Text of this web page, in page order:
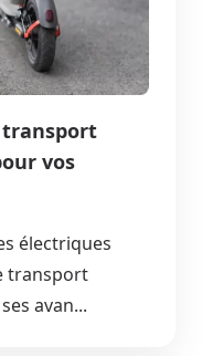
transport
vos
électriques
transport
avan...